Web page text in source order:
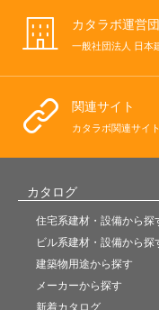
カタラボ運営
一般社団法人 日本
関連サイト
カタラボ関連サイ
カタログ
住宅系建材・設備から探
ビル系建材・設備から探
建築物用途から探す
メーカーから探す
新着カタログ